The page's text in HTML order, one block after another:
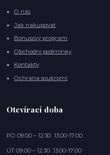
O nás
Jak nakupovat
Bonusový program
Obchodní podmínky
Kontakty
Ochrana soukromí
Otevírací doba
PO 09:00 – 12:30 13:00-17:00
ÚT 09:00 – 12:30 13:00-17:00